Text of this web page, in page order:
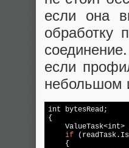
если она
обработку
если
небольшом
int bytesRead;
{
    ValueTask<int>
if ( read
    {